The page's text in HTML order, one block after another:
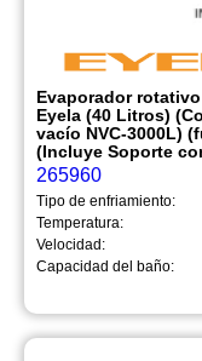
Evaporador
Eyela (40 Litros)
vacío NVC-3000L)
(Incluye Soporte
265960
Tipo de enfriamiento:
Temperatura:
Velocidad:
Capacidad del baño: